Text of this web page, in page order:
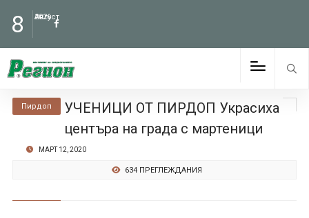
8 Август
2026
Пирдоп
УЧЕНИЦИ ОТ ПИРДОП Украсиха
центъра на града с мартеници
МАРТ 12, 2020
634 ПРЕГЛЕЖДАНИЯ